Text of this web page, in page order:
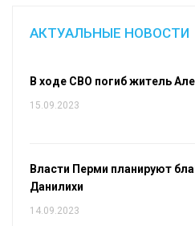
АКТУАЛЬНЫЕ НОВОСТИ
В ходе СВО погиб житель
15.09.2023
Власти Перми планируют
Данилихи
14.09.2023